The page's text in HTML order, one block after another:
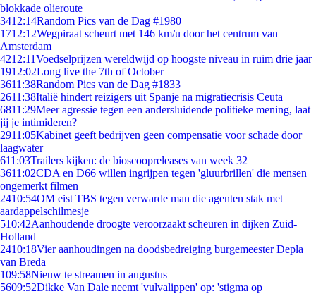
blokkade olieroute
3412:14Random Pics van de Dag #1980
1712:12Wegpiraat scheurt met 146 km/u door het centrum van
Amsterdam
4212:11Voedselprijzen wereldwijd op hoogste niveau in ruim drie jaar
1912:02Long live the 7th of October
3611:38Random Pics van de Dag #1833
2611:38Italië hindert reizigers uit Spanje na migratiecrisis Ceuta
6811:29Meer agressie tegen een andersluidende politieke mening, laat
jij je intimideren?
2911:05Kabinet geeft bedrijven geen compensatie voor schade door
laagwater
611:03Trailers kijken: de bioscoopreleases van week 32
3611:02CDA en D66 willen ingrijpen tegen 'gluurbrillen' die mensen
ongemerkt filmen
2410:54OM eist TBS tegen verwarde man die agenten stak met
aardappelschilmesje
510:42Aanhoudende droogte veroorzaakt scheuren in dijken Zuid-
Holland
2410:18Vier aanhoudingen na doodsbedreiging burgemeester Depla
van Breda
109:58Nieuw te streamen in augustus
5609:52Dikke Van Dale neemt 'vulvalippen' op: 'stigma op